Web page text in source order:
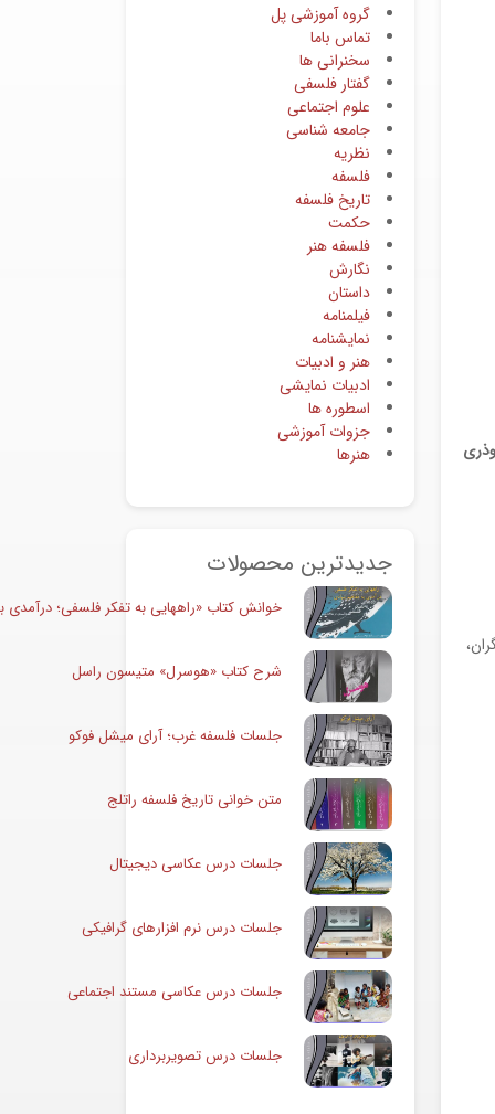
گروه آموزشی پل
تماس باما
سخنرانی ها
گفتار فلسفی
علوم اجتماعی
جامعه شناسی
نظریه
فلسفه
تاریخ فلسفه
حکمت
فلسفه هنر
نگارش
داستان
فیلمنامه
نمایشنامه
هنر و ادبیات
ادبیات نمایشی
اسطوره ها
جزوات آموزشی
هنرها
جدیدترین محصولات
خوانش کتاب «راههایی به تفکر فلسفی؛ درآمدی
شرح کتاب «هوسرل» متیسون راسل
جلسات فلسفه غرب؛ آرای میشل فوکو
متن خوانی تاریخ فلسفه راتلج
جلسات درس عکاسی دیجیتال
جلسات درس نرم افزارهای گرافیکی
جلسات درس عکاسی مستند اجتماعی
جلسات درس تصویربرداری